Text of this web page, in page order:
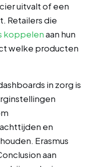
uitvalt of een
Retailers die
koppelenaan hun
welke producten
in zorg is
en
Erasmus
aan